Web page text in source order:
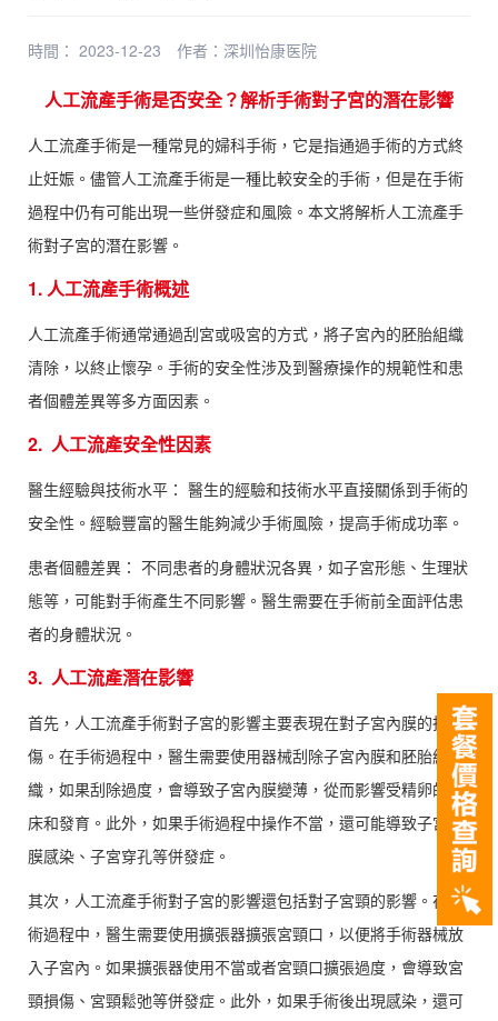
時間： 2023-12-23 作者： 深圳怡康医院
人工流產手術是否安全？解析手術對子宮的潛在影響
人工流產手術是一種常見的婦科手術，它是指通過手術的方式終
止妊娠。儘管人工流產手術是一種比較安全的手術，但是在手術
過程中仍有可能出現一些併發症和風險。本文將解析人工流產手
術對子宮的潛在影響。
1. 人工流產手術概述
人工流產手術通常通過刮宮或吸宮的方式，將子宮內的胚胎組織
清除，以終止懷孕。手術的安全性涉及到醫療操作的規範性和患
者個體差異等多方面因素。
2. 人工流產安全性因素
醫生經驗與技術水平： 醫生的經驗和技術水平直接關係到手術的
安全性。經驗豐富的醫生能夠減少手術風險，提高手術成功率。
患者個體差異： 不同患者的身體狀況各異，如子宮形態、生理狀
態等，可能對手術產生不同影響。醫生需要在手術前全面評估患
者的身體狀況。
3. 人工流產潛在影響
首先，人工流產手術對子宮的影響主要表現在對子宮內膜的損
傷。在手術過程中，醫生需要使用器械刮除子宮內膜和胚胎組
織，如果刮除過度，會導致子宮內膜變薄，從而影響受精卵的著
床和發育。此外，如果手術過程中操作不當，還可能導致子宮內
膜感染、子宮穿孔等併發症。
其次，人工流產手術對子宮的影響還包括對子宮頸的影響。在手
術過程中，醫生需要使用擴張器擴張宮頸口，以便將手術器械放
入子宮內。如果擴張器使用不當或者宮頸口擴張過度，會導致宮
頸損傷、宮頸鬆弛等併發症。此外，如果手術後出現感染，還可